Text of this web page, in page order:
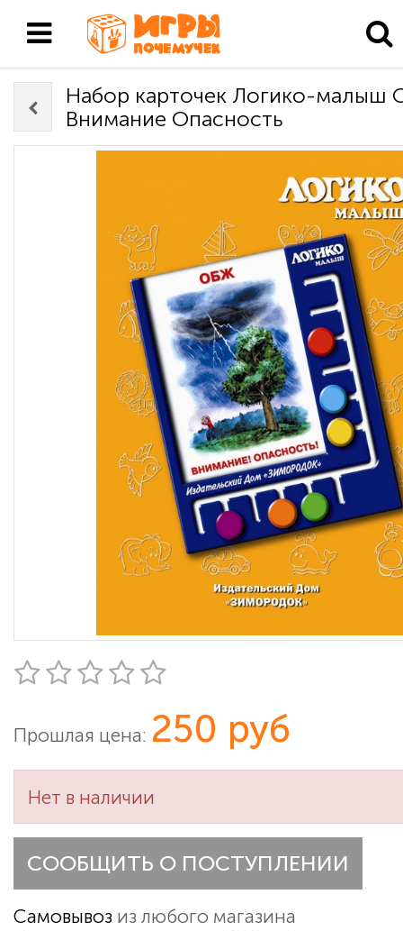
Набор карточек Логико-малыш
Внимание Опасность
Прошлая цена: 250 руб
Нет в наличии
СООБЩИТЬ О ПОСТУПЛЕНИИ
Самовывоз из любого магазина